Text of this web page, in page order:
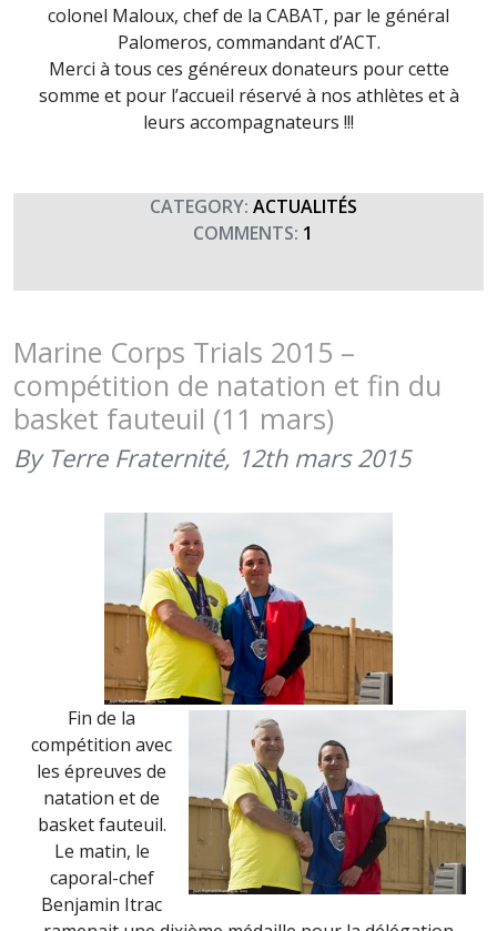
colonel Maloux, chef de la CABAT, par le général
Palomeros, commandant d’ACT.
Merci à tous ces généreux donateurs pour cette
somme et pour l’accueil réservé à nos athlètes et à
leurs accompagnateurs !!!
CATEGORY: ACTUALITÉS
COMMENTS: 1
Marine Corps Trials 2015 –
compétition de natation et fin du
basket fauteuil (11 mars)
By Terre Fraternité, 12th mars 2015
Fin de la
compétition avec
les épreuves de
natation et de
basket fauteuil.
Le matin, le
caporal-chef
Benjamin Itrac